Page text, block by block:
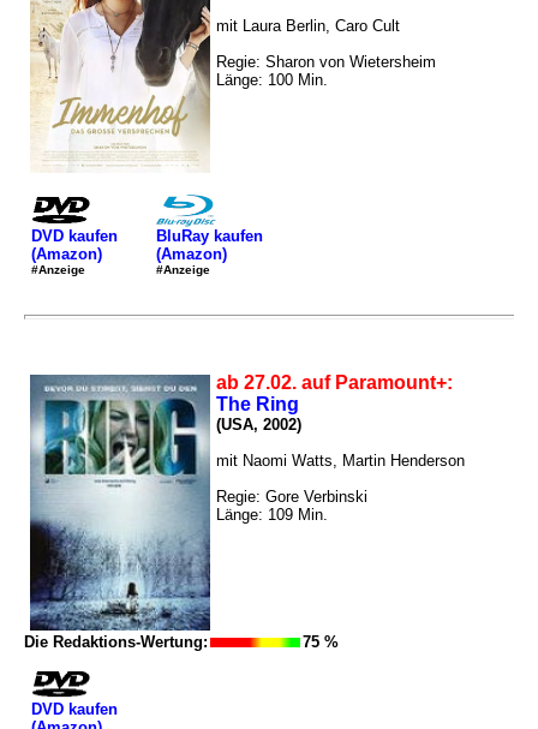
mit Laura Berlin, Caro Cult
Regie: Sharon von Wietersheim
Länge: 100 Min.
DVD kaufen
(Amazon)
#Anzeige
BluRay kaufen
(Amazon)
#Anzeige
ab 27.02. auf Paramount+:
The Ring
(USA, 2002)
mit Naomi Watts, Martin Henderson
Regie: Gore Verbinski
Länge: 109 Min.
Die Redaktions-Wertung: 75 %
DVD kaufen